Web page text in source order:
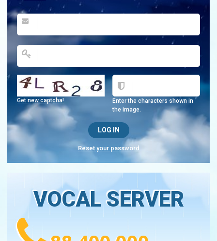
Enter the characters shown in
the image.
Get new captcha!
Reset your password
VOCAL SERVER